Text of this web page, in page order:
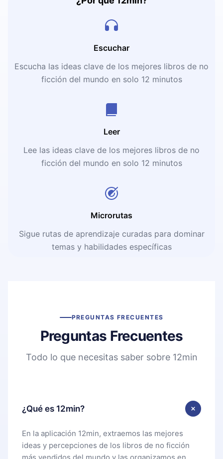
Escuchar
Escucha las ideas clave de los mejores libros de no
ficción del mundo en solo 12 minutos
Leer
Lee las ideas clave de los mejores libros de no
ficción del mundo en solo 12 minutos
Microrutas
Sigue rutas de aprendizaje curadas para dominar
temas y habilidades específicas
PREGUNTAS FRECUENTES
Preguntas Frecuentes
Todo lo que necesitas saber sobre 12min
¿Qué es 12min?
En la aplicación 12min, extraemos las mejores
ideas y percepciones de los libros de no ficción